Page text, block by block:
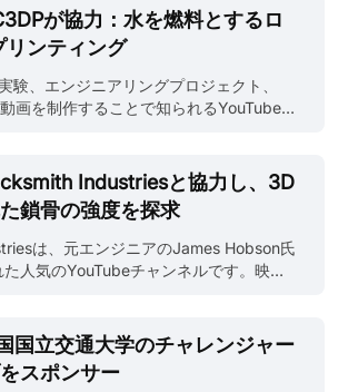
ネルを通じて、芸術的なプロセス、デ
レーション、そして作品に込められたス
います。 KellyBlogsはJLC3DPと数多く
を実現してきました。KellyはJLC3DP
ント樹脂パーツを手作業で塗装し、最後
しました。JLC3DPの高度なSLAプリント
理を施すことで、3Dプリントモデルの外
だけでなく、各フィギュアに独自の個
精巧な芸術作品へと昇華させていま
ョンでは、Kellyは日本のアニメ「ドラ
ラクターである孫悟飯の樹脂フィギュ
が協力：水を燃料とするロ
ンティング
験、エンジニアリングプロジェクト、
画を制作することで知られるYouTuber
ています。Integzaの動画はユーモアと創
複雑な科学や工学の概念を気軽で楽し
とが多く、多くのテクノロジー愛好家
しています。 出典: integza.com この動
して使用し、電気分解によって水素と
法を紹介しています。水素は効率的な燃
た、動画ではロケットエンジンの設計・
ンティング技術を使った部品製造、ガス
の電気分解装置の改造方法も紹介して
Industriesと協力し、3D
鎖骨の強度を探求
は、元エンジニアのJames Hobson氏
人気のYouTubeチャンネルです。映
たエンジニアやクリエイターからなるチ
能を可能にする」ことに注力していま
は単なるエンターテイメントではな
国立交通大学のチャレンジャー
スポンサー